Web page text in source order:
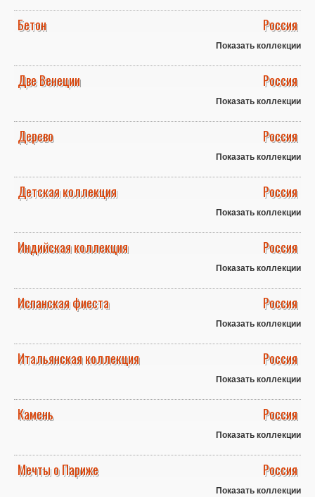
Бетон Россия
Показать коллекции
Две Венеции Россия
Показать коллекции
Дерево Россия
Показать коллекции
Детская коллекция Россия
Показать коллекции
Индийская коллекция Россия
Показать коллекции
Испанская фиеста Россия
Показать коллекции
Итальянская коллекция Россия
Показать коллекции
Камень Россия
Показать коллекции
Мечты о Париже Россия
Показать коллекции